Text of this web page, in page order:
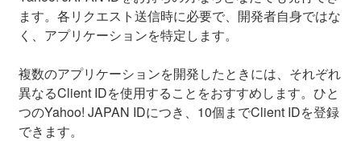
ます。各リクエスト送信時に必要で、開発者自身ではな
く、アプリケーションを特定します。
複数のアプリケーションを開発したときには、それぞれ
異なるClient IDを使用することをおすすめします。ひと
つのYahoo! JAPAN IDにつき、10個までClient IDを登録
できます。